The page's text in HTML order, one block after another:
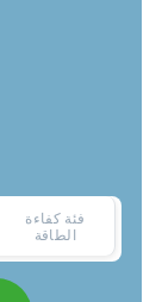
فئة كفاءة
الطاقة